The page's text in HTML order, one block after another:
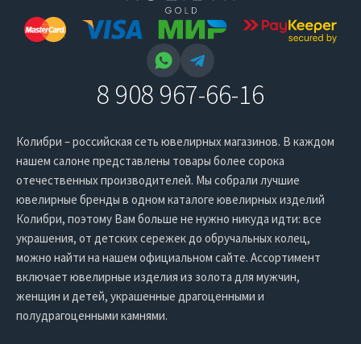
8 908 967-66-16
Колибри – российская сеть ювелирных магазинов. В каждом
нашем салоне представлены товары более сорока
отечественных производителей. Мы собрали лучшие
ювелирные бренды в одном каталоге ювелирных изделий
Колибри, поэтому Вам больше не нужно никуда идти: все
украшения, от детских сережек до обручальных колец,
можно найти на нашем официальном сайте. Ассортимент
включает ювелирные изделия из золота для мужчин,
женщин и детей, украшенные драгоценными и
полудрагоценными камнями.